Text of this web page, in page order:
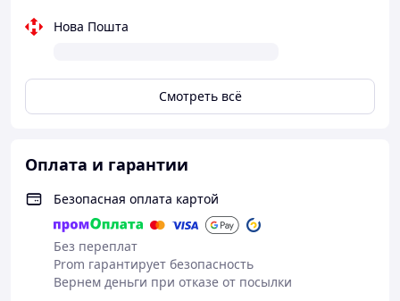
Нова Пошта
Смотреть всё
Оплата и гарантии
Безопасная оплата картой
Без переплат
Prom гарантирует безопасность
Вернем деньги при отказе от посылки